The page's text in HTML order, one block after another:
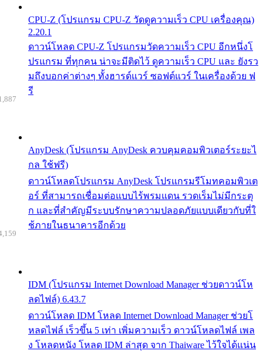
CPU-Z (โปรแกรม CPU-Z วัดดูความเร็ว CPU เครื่องคุณ)
2.20.1
ดาวน์โหลด CPU-Z โปรแกรมวัดความเร็ว CPU อีกหนึ่งโ
ปรแกรม ที่ทุกคน น่าจะมีติดไว้ ดูความเร็ว CPU และ ยังรว
มถึงบอกค่าต่างๆ ทั้งฮารด์แวร์ ซอฟต์แวร์ ในเครื่องด้วย ฟ
รี
AnyDesk (โปรแกรม AnyDesk ควบคุมคอมพิวเตอร์ระยะไ
กล ใช้ฟรี)
ดาวน์โหลดโปรแกรม AnyDesk โปรแกรมรีโมทคอมพิวเต
อร์ ที่สามารถเชื่อมต่อแบบไร้พรมแดน รวดเร็มไม่มีกระตุ
ก และที่สำคัญมีระบบรักษาความปลอดภัยแบบเดียวกับที่ใ
ช้ภายในธนาคารอีกด้วย
IDM (โปรแกรม Internet Download Manager ช่วยดาวน์โห
ลดไฟล์) 6.43.7
ดาวน์โหลด IDM โหลด Internet Download Manager ช่วยโ
หลดไฟล์ เร็วขึ้น 5 เท่า เพิ่มความเร็ว ดาวน์โหลดไฟล์ เพล
ง โหลดหนัง โหลด IDM ล่าสุด จาก Thaiware ไว้ใจได้แน่น